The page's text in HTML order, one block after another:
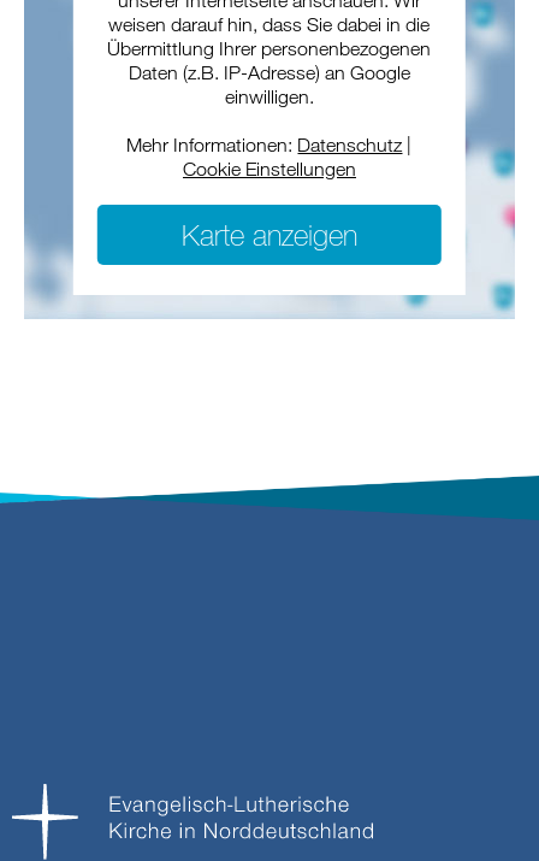
weisen darauf hin, dass Sie dabei in die
Übermittlung Ihrer personenbezogenen
Daten (z.B. IP-Adresse) an Google
einwilligen.
Mehr Informationen: Datenschutz
Cookie Einstellungen
Karte anzeigen